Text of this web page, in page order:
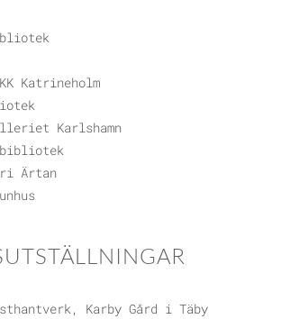
Katrineholm
Karlshamn
bibliotek
Ärtan
Karby Gård i Täby